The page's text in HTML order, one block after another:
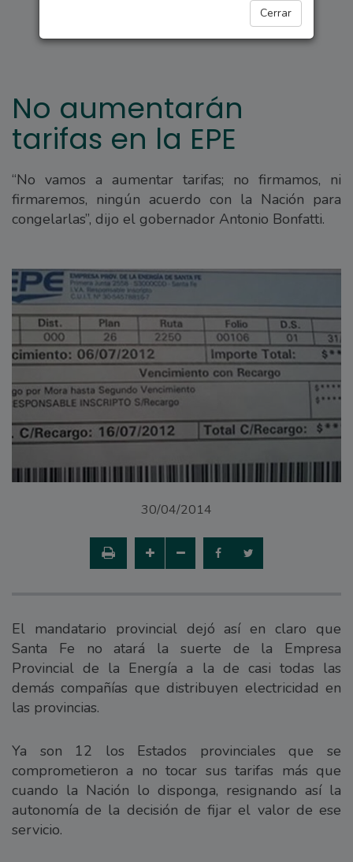
Cerrar
No aumentarán
tarifas en la EPE
“No vamos a aumentar tarifas; no firmamos, ni
firmaremos, ningún acuerdo con la Nación para
congelarlas”, dijo el gobernador Antonio Bonfatti.
30/04/2014
El mandatario provincial dejó así en claro que
Santa Fe no atará la suerte de la Empresa
Provincial de la Energía a la de casi todas las
demás compañías que distribuyen electricidad en
las provincias.
Ya son 12 los Estados provinciales que se
comprometieron a no tocar sus tarifas más que
cuando la Nación lo disponga, resignando así la
autonomía de la decisión de fijar el valor de ese
servicio.